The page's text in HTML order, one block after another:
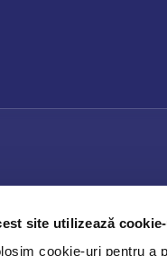
site utilizează
cookie-uri pentru a